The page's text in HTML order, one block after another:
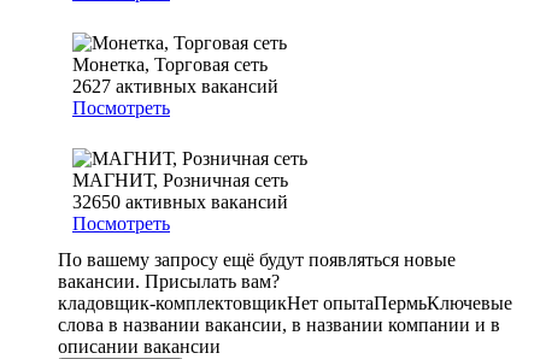
Монетка, Торговая сеть
2627 активных вакансий
Посмотреть
МАГНИТ, Розничная сеть
32650 активных вакансий
Посмотреть
По вашему запросу ещё будут появляться новые
вакансии. Присылать вам?
кладовщик-комплектовщикНет опытаПермьКлючевые
слова в названии вакансии, в названии компании и в
описании вакансии